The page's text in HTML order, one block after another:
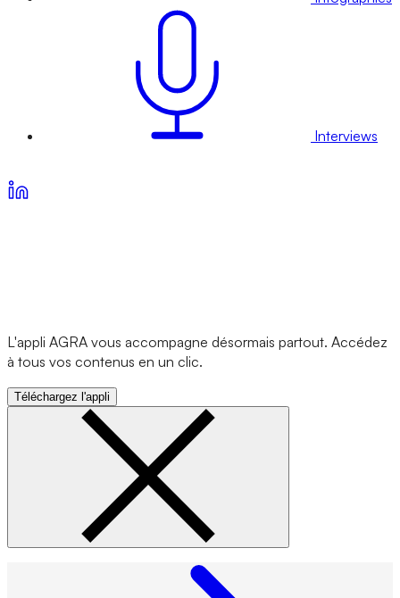
Interviews
L'appli AGRA vous accompagne désormais partout. Accédez
à tous vos contenus en un clic.
Téléchargez l'appli